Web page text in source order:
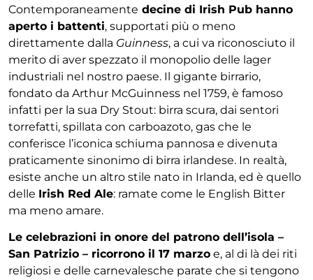
Contemporaneamente decine di Irish Pub hanno
aperto i battenti, supportati più o meno
direttamente dalla Guinness, a cui va riconosciuto il
merito di aver spezzato il monopolio delle lager
industriali nel nostro paese. Il gigante birrario,
fondato da Arthur McGuinness nel 1759, è famoso
infatti per la sua Dry Stout: birra scura, dai sentori
torrefatti, spillata con carboazoto, gas che le
conferisce l’iconica schiuma pannosa e divenuta
praticamente sinonimo di birra irlandese. In realtà,
esiste anche un altro stile nato in Irlanda, ed è quello
delle Irish Red Ale: ramate come le English Bitter
ma meno amare.
Le celebrazioni in onore del patrono dell’isola –
San Patrizio – ricorrono il 17 marzo e, al di là dei riti
religiosi e delle carnevalesche parate che si tengono